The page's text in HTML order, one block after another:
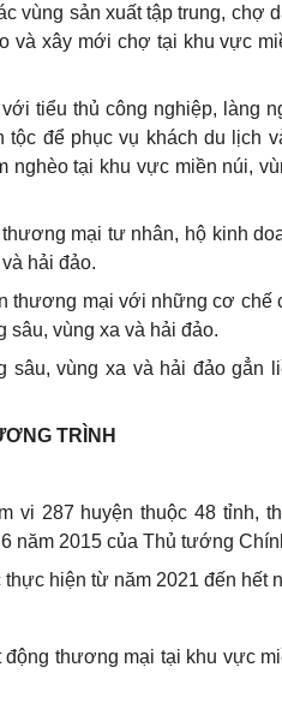
vùng sản xuất tập trung, chợ
và xây mới chợ tại khu vực
tiểu thủ công nghiệp, làng
để phục vụ khách du lịch
nghèo tại khu vực miền núi,
mại tư nhân, hộ kinh
hải đảo.
thương mại với những cơ chế
sâu, vùng xa và hải đảo.
sâu, vùng xa và hải đảo gẳn
TRÌNH
vi 287 huyện thuộc 48 tỉnh,
năm 2015 của Thủ tướng
hiện từ năm 2021 đến hết
thương mại tại khu vực